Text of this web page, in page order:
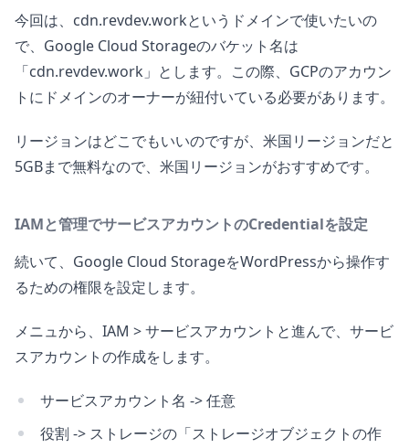
今回は、cdn.revdev.workというドメインで使いたいの
で、Google Cloud Storageのバケット名は
「cdn.revdev.work」とします。この際、GCPのアカウン
トにドメインのオーナーが紐付いている必要があります。
リージョンはどこでもいいのですが、米国リージョンだと
5GBまで無料なので、米国リージョンがおすすめです。
IAMと管理でサービスアカウントのCredentialを設定
続いて、Google Cloud StorageをWordPressから操作す
るための権限を設定します。
メニュから、IAM > サービスアカウントと進んで、サービ
スアカウントの作成をします。
サービスアカウント名 -> 任意
役割 -> ストレージの「ストレージオブジェクトの作